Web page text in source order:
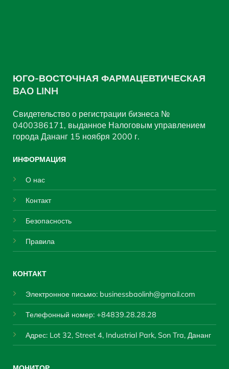
ЮГО-ВОСТОЧНАЯ ФАРМАЦЕВТИЧЕСКАЯ
BAO LINH
Свидетельство о регистрации бизнеса №
0400386171, выданное Налоговым управлением
города Дананг 15 ноября 2000 г.
ИНФОРМАЦИЯ
О нас
Контакт
Безопасность
Правила
КОНТАКТ
Электронное письмо: businessbaolinh@gmail.com
Телефонный номер: +84839.28.28.28
Адрес: Lot 32, Street 4, Industrial Park, Son Tra, Дананг